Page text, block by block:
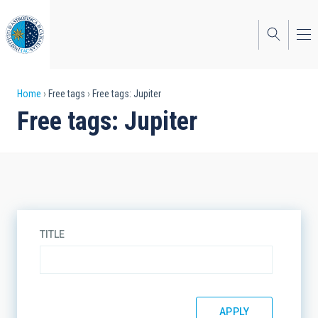
to
main
content
Breadcrumb
Home Free tags Free tags: Jupiter
Free tags: Jupiter
TITLE